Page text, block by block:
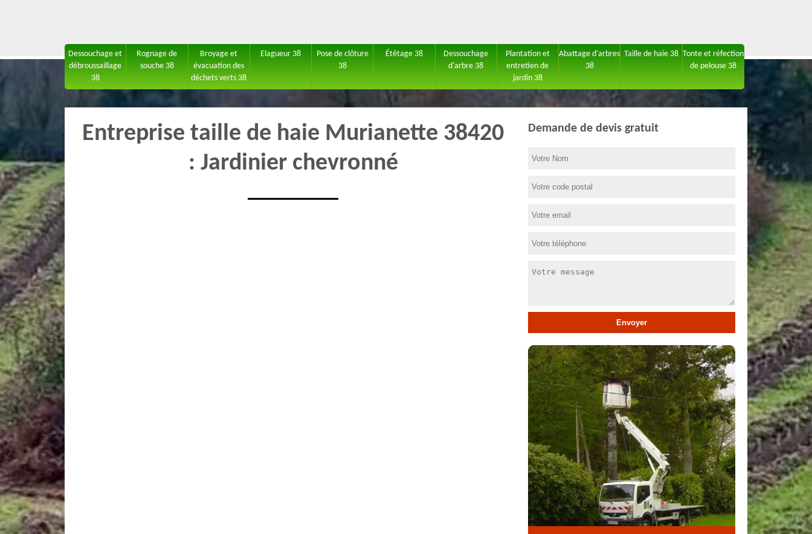
Dessouchage et
débroussaillage
38
Rognage de
souche 38
Broyage et
évacuation des
déchets verts 38
Elagueur 38
Pose de clôture
38
Étêtage 38
Dessouchage
d'arbre 38
Plantation et
entretien de
jardin 38
Abattage d'arbres
38
Taille de haie 38 Tonte et réfection
de pelouse 38
Entreprise taille de haie Murianette 38420
: Jardinier chevronné
Demande de devis gratuit